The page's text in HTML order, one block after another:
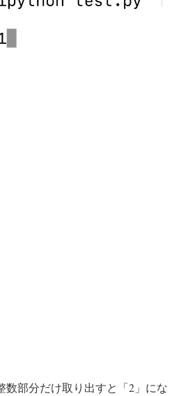
数部分だけ取り出すと「2」にな